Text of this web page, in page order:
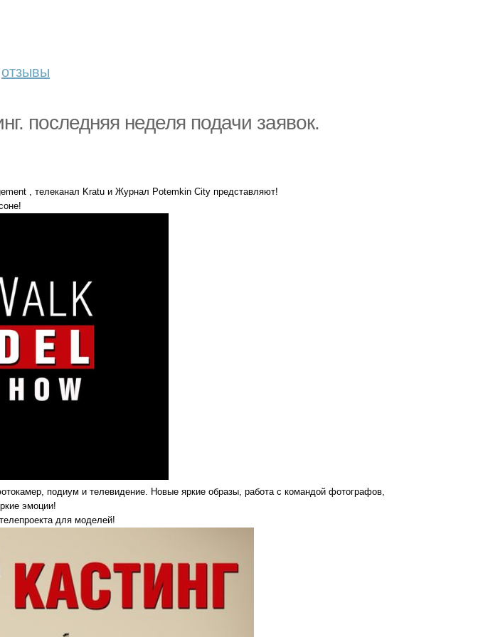
отзывы
последняя неделя подачи заявок.
, телеканал Kratu и Журнал Potemkin City представляют!
подиум и телевидение. Новые яркие образы, работа с командой фотографов,
эмоции!
для моделей!